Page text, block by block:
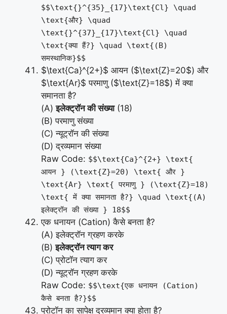
$$\text{}^{35}_{17}\text{Cl} \quad
\text{और} \quad
\text{}^{37}_{17}\text{Cl} \quad
\text{क्या हैं?} \quad \text{(B)
समस्थानिक}$$
$\text{Ca}^{2+}$ आयन ($\text{Z}=20$) और
$\text{Ar}$ परमाणु ($\text{Z}=18$) में क्या
समानता है?
(A)इलेक्ट्रॉन की संख्या(18)
(B) परमाणु संख्या
(C) न्यूट्रॉन की संख्या
(D) द्रव्यमान संख्या
Raw Code: $$\text{Ca}^{2+} \text{
आयन } (\text{Z}=20) \text{ और }
\text{Ar} \text{ परमाणु } (\text{Z}=18)
\text{ में क्या समानता है?} \quad \text{(A)
इलेक्ट्रॉन की संख्या } 18$$
एक धनायन (Cation) कैसे बनता है?
(A) इलेक्ट्रॉन ग्रहण करके
(B)इलेक्ट्रॉन त्याग कर
(C) प्रोटॉन त्याग कर
(D) न्यूट्रॉन ग्रहण करके
Raw Code: $$\text{एक धनायन (Cation)
कैसे बनता है?}$$
प्रोटॉन का सापेक्ष द्रव्यमान क्या होता है?